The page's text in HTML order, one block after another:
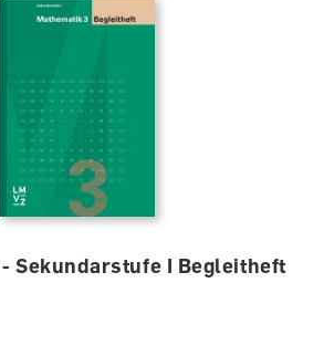
Sekundarstufe I Begleitheft